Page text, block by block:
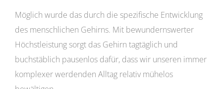
Möglich wurde das durch die spezifische Entwicklung
des menschlichen Gehirns. Mit bewundernswerter
Höchstleistung sorgt das Gehirn tagtäglich und
buchstäblich pausenlos dafür, dass wir unseren immer
komplexer werdenden Alltag relativ mühelos